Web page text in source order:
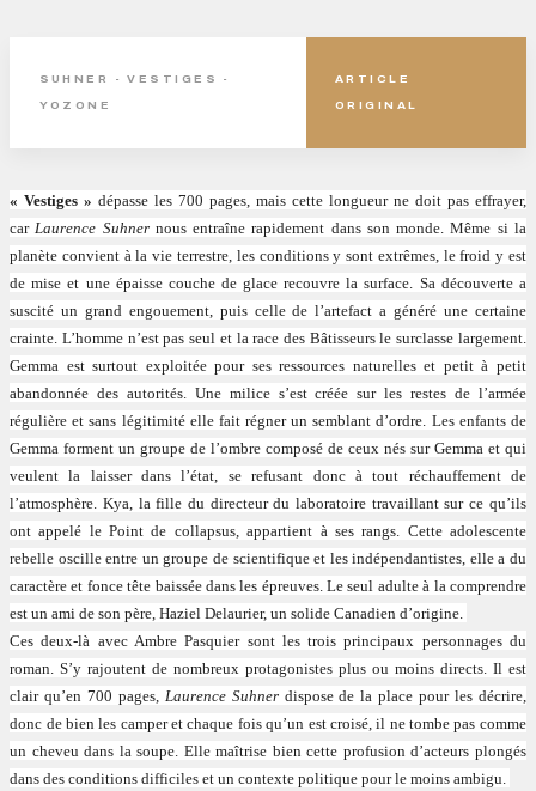
SUHNER - VESTIGES -
YOZONE
ARTICLE
ORIGINAL
« Vestiges » dépasse les 700 pages, mais cette longueur ne doit pas effrayer,
carLaurence Suhnernous entraîne rapidement dans son monde. Même si la
planète convient à la vie terrestre, les conditions y sont extrêmes, le froid y est
de mise et une épaisse couche de glace recouvre la surface. Sa découverte a
suscité un grand engouement, puis celle de l’artefact a généré une certaine
crainte. L’homme n’est pas seul et la race des Bâtisseurs le surclasse largement.
Gemma est surtout exploitée pour ses ressources naturelles et petit à petit
abandonnée des autorités. Une milice s’est créée sur les restes de l’armée
régulière et sans légitimité elle fait régner un semblant d’ordre. Les enfants de
Gemma forment un groupe de l’ombre composé de ceux nés sur Gemma et qui
veulent la laisser dans l’état, se refusant donc à tout réchauffement de
l’atmosphère. Kya, la fille du directeur du laboratoire travaillant sur ce qu’ils
ont appelé le Point de collapsus, appartient à ses rangs. Cette adolescente
rebelle oscille entre un groupe de scientifique et les indépendantistes, elle a du
caractère et fonce tête baissée dans les épreuves. Le seul adulte à la comprendre
est un ami de son père, Haziel Delaurier, un solide Canadien d’origine.
Ces deux-là avec Ambre Pasquier sont les trois principaux personnages du
roman. S’y rajoutent de nombreux protagonistes plus ou moins directs. Il est
clair qu’en 700 pages, Laurence Suhnerdispose de la place pour les décrire,
donc de bien les camper et chaque fois qu’un est croisé, il ne tombe pas comme
un cheveu dans la soupe. Elle maîtrise bien cette profusion d’acteurs plongés
dans des conditions difficiles et un contexte politique pour le moins ambigu.